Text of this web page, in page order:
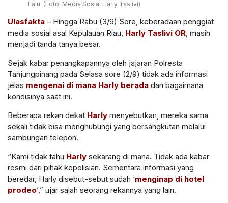
Lalu. (Foto: Media Sosial Harly Taslivi)
Ulasfakta – Hingga Rabu (3/9) Sore, keberadaan penggiat
media sosial asal Kepulauan Riau, Harly Taslivi OR, masih
menjadi tanda tanya besar.
Sejak kabar penangkapannya oleh jajaran Polresta
Tanjungpinang pada Selasa sore (2/9) tidak ada informasi
jelas mengenai di mana Harly berada dan bagaimana
kondisinya saat ini.
Beberapa rekan dekat Harly menyebutkan, mereka sama
sekali tidak bisa menghubungi yang bersangkutan melalui
sambungan telepon.
“Kami tidak tahu Harly sekarang di mana. Tidak ada kabar
resmi dari pihak kepolisian. Sementara informasi yang
beredar, Harly disebut-sebut sudah ‘menginap di hotel
prodeo’,” ujar salah seorang rekannya yang lain.